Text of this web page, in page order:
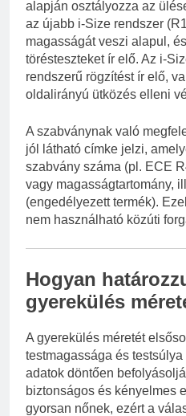
alapján osztályozza az
az újabb i-Size rendszer
magasságát veszi alapul,
törésteszteket ír elő. Az i-
rendszerű rögzítést ír elő,
oldalirányú ütközés elleni
A szabványnak való
jól látható címke jelzi,
szabvány száma (pl. ECE
vagy magasságtartomány,
(engedélyezett termék).
nem használható közúti
Hogyan
gyerekülés
A gyerekülés méretét
testmagassága és
adatok döntően
biztonságos és kényelmes
gyorsan nőnek, ezért a